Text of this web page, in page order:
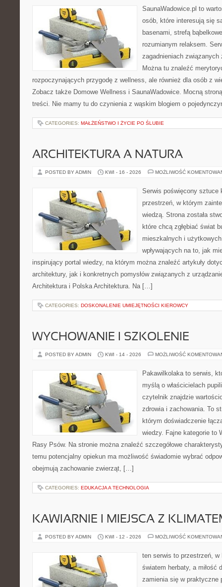
SaunaWadowice.pl to
osób, które interesują się
basenami, strefą
rozumianym relaksem.
zagadnieniach
Można tu znaleźć
rozpoczynających przygodę z wellness, ale również dla osób z
Zobacz także Domowe Wellness i SaunaWadowice. Mocną
treści. Nie mamy tu do czynienia z wąskim blogiem o
CATEGORIES: MAŁŻEŃSTWO I ŻYCIE PO ŚLUBIE
ARCHITEKTURA A NATURA
POSTED BY ADMIN KWI - 16 - 2026 MOŻLIWOŚĆ
Serwis poświęcony sztuce
przestrzeń, w którym
wiedzą. Strona została
które chcą zgłębiać świat
mieszkalnych i
wpływających na to, jak
inspirujący portal wiedzy, na którym można znaleźć artykuły
architektury, jak i konkretnych pomysłów związanych z
Architektura i Polska Architektura. Na […]
CATEGORIES: DOSKONALENIE UMIEJĘTNOŚCI KIEROWCY
WYCHOWANIE I SZKOLENIE
POSTED BY ADMIN KWI - 14 - 2026 MOŻLIWOŚĆ
Pakawilkolaka to serwis,
myślą o właścicielach
czytelnik znajdzie
zdrowia i zachowania. To
którym doświadczenie
wiedzy. Fajne kategorie to
Rasy Psów. Na stronie można znaleźć szczegółowe
temu potencjalny opiekun ma możliwość świadomie wybrać
obejmują zachowanie zwierząt, […]
CATEGORIES: EDUKACJA A TECHNOLOGIA
KAWIARNIE I MIEJSCA Z
POSTED BY ADMIN KWI - 12 - 2026 MOŻLIWOŚĆ
ten serwis to przestrzeń,
światem herbaty, a miłość
zamienia się w praktyczne